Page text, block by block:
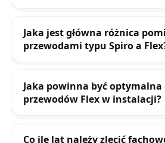
Jaka jest główna różnica
przewodami typu Spiro a
Jaka powinna być optymalna
przewodów Flex w instalacji?
Co ile lat należy zlecić